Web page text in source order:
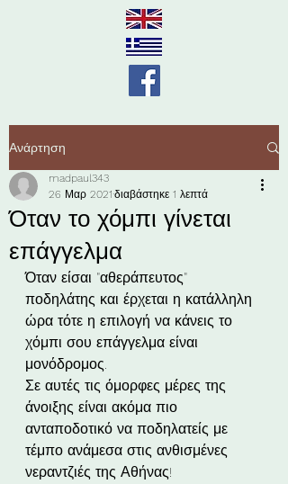
Ανάρτηση
Όταν το χόμπι γίνεται
επάγγελμα
madpaul343
26 Μαρ 2021 διαβάστηκε 1 λεπτά
Όταν είσαι "αθεράπευτος"
ποδηλάτης και έρχεται η κατάλληλη
ώρα τότε η επιλογή να κάνεις το
χόμπι σου επάγγελμα είναι
μονόδρομος.
Σε αυτές τις όμορφες μέρες της
άνοιξης είναι ακόμα πιο
ανταποδοτικό να ποδηλατείς με
τέμπο ανάμεσα στις ανθισμένες
νεραντζιές της Αθήνας!